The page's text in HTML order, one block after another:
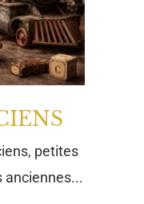
petites
anciennes...